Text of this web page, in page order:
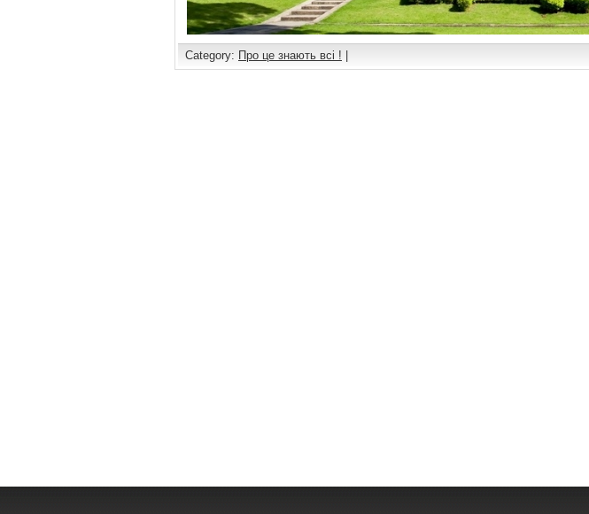
Category: Про це знають всі !